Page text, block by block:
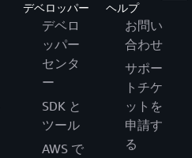
デベロッパー
デベロ
ッパー
センタ
ー
SDK と
ツール
AWS で
ヘルプ
お問い
合わせ
サポー
トチケ
ットを
申請す
る